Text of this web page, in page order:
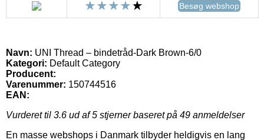
Besøg webshop
Navn: UNI Thread – bindetråd-Dark Brown-6/0
Kategori: Default Category
Producent:
Varenummer: 150744516
EAN:
Vurderet til 3.6 ud af 5 stjerner baseret på 49 anmeldelser
En masse webshops i Danmark tilbyder heldigvis en lang